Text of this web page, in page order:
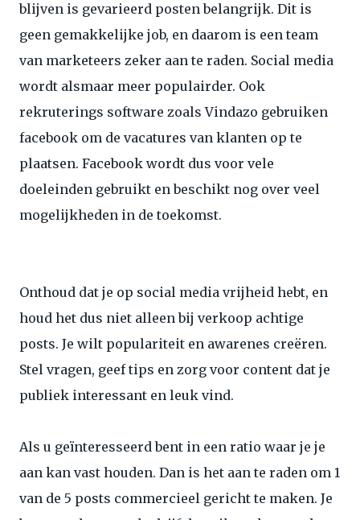
blijven is gevarieerd posten belangrijk. Dit is
geen gemakkelijke job, en daarom is een team
van marketeers zeker aan te raden. Social media
wordt alsmaar meer populairder. Ook
rekruterings software zoals Vindazo gebruiken
facebook om de vacatures van klanten op te
plaatsen. Facebook wordt dus voor vele
doeleinden gebruikt en beschikt nog over veel
mogelijkheden in de toekomst.
Onthoud dat je op social media vrijheid hebt, en
houd het dus niet alleen bij verkoop achtige
posts. Je wilt populariteit en awarenes creëren.
Stel vragen, geef tips en zorg voor content dat je
publiek interessant en leuk vind.
Als u geïnteresseerd bent in een ratio waar je je
aan kan vast houden. Dan is het aan te raden om 1
van de 5 posts commercieel gericht te maken. Je